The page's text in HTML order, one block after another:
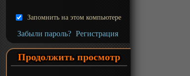
Запомнить на этом компьютере
Забыли пароль? Регистрация
Продолжить просмотр